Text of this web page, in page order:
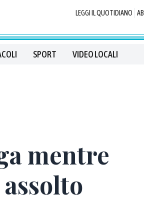
LEGGI IL QUOTIDIANO
SPORT VIDEO LOCALI
mentre